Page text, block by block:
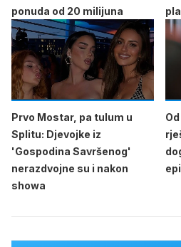
ponuda od 20 milijuna
Prvo Mostar, pa tulum u
Splitu: Djevojke iz
'Gospodina Savršenog'
nerazdvojne su i nakon
showa